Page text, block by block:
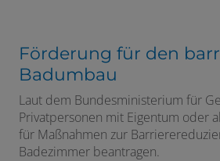
Förderung für den
Badumbau
Laut dem Bundesministerium für
Privatpersonen mit Eigentum oder
für Maßnahmen zur
Badezimmer beantragen.